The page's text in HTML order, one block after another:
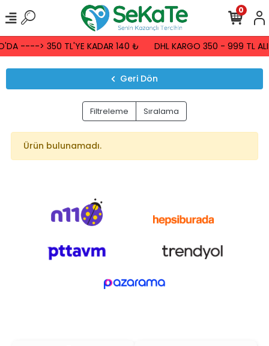
----> 350 TL'YE KADAR 140 ₺ DHL KARGO 350 - 999 TL
0
Geri Dön
Filtreleme Sıralama
Ürün bulunamadı.